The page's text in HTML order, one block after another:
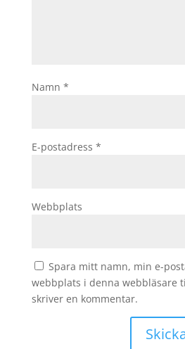
Namn *
E-postadress *
Webbplats
Spara mitt namn, min e-
webbplats i denna webbläsare
skriver en kommentar.